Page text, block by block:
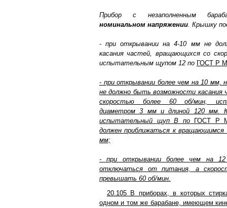
Прибор с незаполненным
номинальном напряжении. Крышку
- при открывании на 4-10 мм не
касания частей, вращающихся со
испытательным щупом 12 по ГОСТ Р
- при открывании более чем на 10 мм,
не должно быть возможности
скоростью более 60 об/мин,
диаметром 3 мм и длиной 120 мм.
испытательный щуп В поГОСТ Р
должен приближаться к
мм;
- при открывании более чем на
отключаться от питания, а
превышать 60 об/мин.
20.105 В приборах, в которых
одном и том же барабане, имеющем